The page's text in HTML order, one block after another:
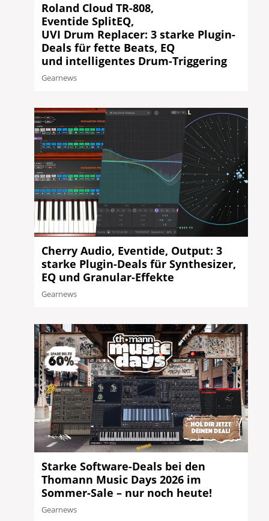
Roland Cloud TR-808,
Eventide SplitEQ,
UVI Drum Replacer: 3 starke Plugin-
Deals für fette Beats, EQ
und intelligentes Drum-Triggering
Gearnews
Cherry Audio, Eventide, Output: 3
starke Plugin-Deals für Synthesizer,
EQ und Granular-Effekte
Gearnews
Starke Software-Deals bei den
Thomann Music Days 2026 im
Sommer-Sale – nur noch heute!
Gearnews